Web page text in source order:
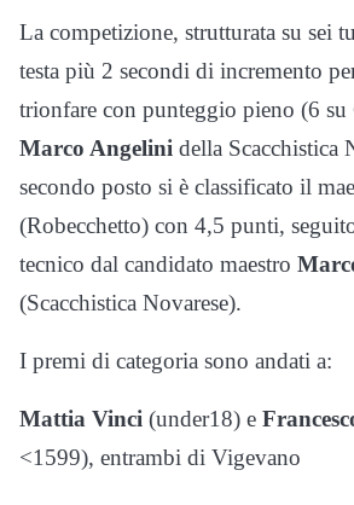
La competizione, strutturata su sei
testa più 2 secondi di incremento
trionfare con punteggio pieno (6 su
Marco Angelini della Scacchistica
secondo posto si è classificato il
(Robecchetto) con 4,5 punti,
tecnico dal candidato maestro
(Scacchistica Novarese).
I premi di categoria sono andati a:
Mattia Vinci (under18) e
<1599), entrambi di Vigevano